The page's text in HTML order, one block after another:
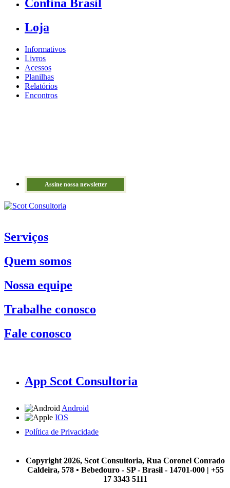
Confina Brasil
Loja
Informativos
Livros
Acessos
Planilhas
Relatórios
Encontros
Assine nossa newsletter
Serviços
Quem somos
Nossa equipe
Trabalhe conosco
Fale conosco
App Scot Consultoria
Android
IOS
Política de Privacidade
Copyright 2026, Scot Consultoria, Rua Coronel Conrado
Caldeira, 578 • Bebedouro - SP - Brasil - 14701-000 | +55
17 3343 5111